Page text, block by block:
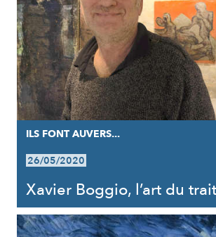
ILS FONT AUVERS...
26/05/2020
Xavier Boggio, l’art du